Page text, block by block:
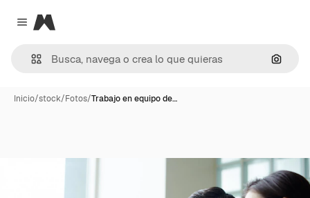
Close menu
Magnific
Inicio/stock/Fotos/Trabajo en equipo de…